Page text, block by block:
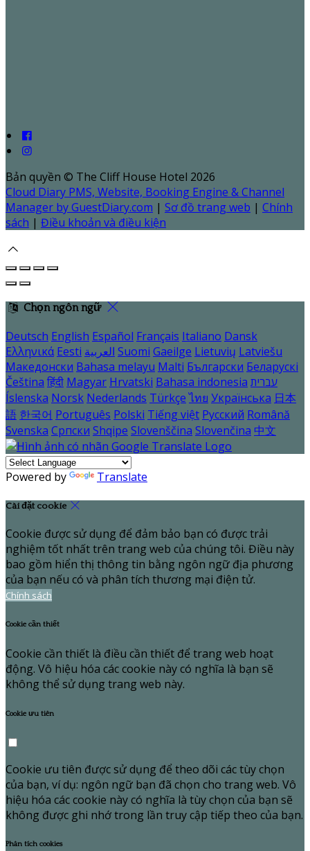
Bản quyền © The Cliff House Hotel 2026
Cloud Diary PMS, Website, Booking Engine & Channel
Manager by GuestDiary.com | Sơ đồ trang web | Chính
sách | Điều khoản và điều kiện
Chọn ngôn ngữ
Deutsch English Español Français Italiano Dansk
Ελληνικά Eesti العربية Suomi Gaeilge Lietuvių Latviešu
Македонски Bahasa melayu Malti Български Беларускі
Čeština हिंदी Magyar Hrvatski Bahasa indonesia עברית
Íslenska Norsk Nederlands Türkçe ไทย Українська 日本
語 한국어 Português Polski Tiếng việt Русский Română
Svenska Српски Shqipe Slovenščina Slovenčina 中文
Powered by Translate
Cài đặt cookie
Cookie được sử dụng để đảm bảo bạn có được trải
nghiệm tốt nhất trên trang web của chúng tôi. Điều này
bao gồm hiển thị thông tin bằng ngôn ngữ địa phương
của bạn nếu có và phân tích thương mại điện tử.
Chính sách
Cookie cần thiết
Cookie cần thiết là điều cần thiết để trang web hoạt
động. Vô hiệu hóa các cookie này có nghĩa là bạn sẽ
không thể sử dụng trang web này.
Cookie ưu tiên
Cookie ưu tiên được sử dụng để theo dõi các tùy chọn
của bạn, ví dụ: ngôn ngữ bạn đã chọn cho trang web. Vô
hiệu hóa các cookie này có nghĩa là tùy chọn của bạn sẽ
không được ghi nhớ trong lần truy cập tiếp theo của bạn.
Phân tích cookies